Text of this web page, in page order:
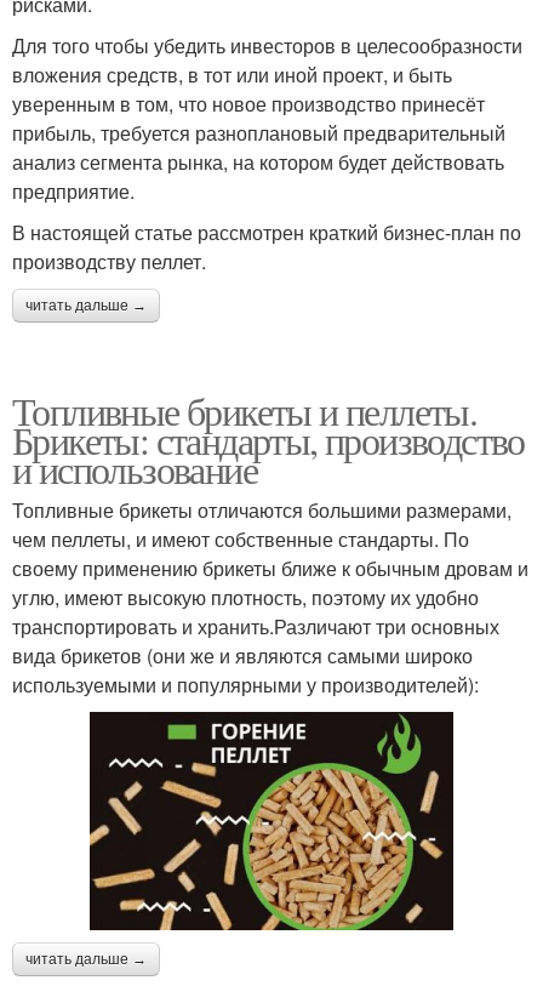
Для того чтобы убедить инвесторов в целесообразности
вложения средств, в тот или иной проект, и быть
уверенным в том, что новое производство принесёт
прибыль, требуется разноплановый предварительный
анализ сегмента рынка, на котором будет действовать
предприятие.
В настоящей статье рассмотрен краткий бизнес-план по
производству пеллет.
читать дальше →
Топливные брикеты и пеллеты.
Брикеты: стандарты, производство
и использование
Топливные брикеты отличаются большими размерами,
чем пеллеты, и имеют собственные стандарты. По
своему применению брикеты ближе к обычным дровам и
углю, имеют высокую плотность, поэтому их удобно
транспортировать и хранить.Различают три основных
вида брикетов (они же и являются самыми широко
используемыми и популярными у производителей):
читать дальше →